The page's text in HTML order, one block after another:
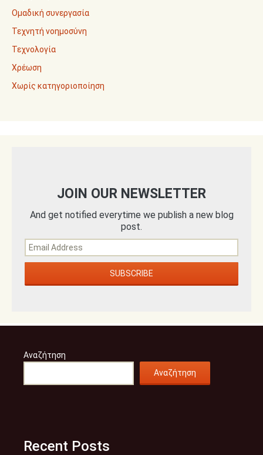
Ομαδική συνεργασία
Τεχνητή νοημοσύνη
Τεχνολογία
Χρέωση
Χωρίς κατηγοριοποίηση
JOIN OUR NEWSLETTER
And get notified everytime we publish a new blog
post.
Αναζήτηση
Αναζήτηση
Recent Posts